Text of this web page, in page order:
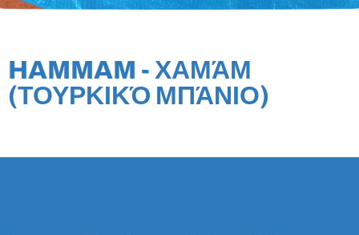
HAMMAM - ΧΑΜΆΜ
(ΤΟΥΡΚΙΚΌ ΜΠΆΝΙΟ)​